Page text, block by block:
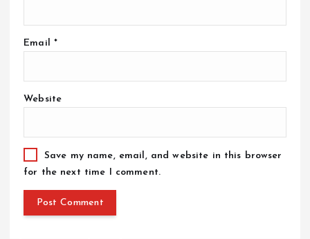
Email *
Website
Save my name, email, and website in this browser
for the next time I comment.